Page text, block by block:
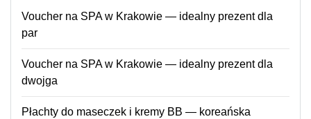
Voucher na SPA w Krakowie — idealny prezent dla
par
Voucher na SPA w Krakowie — idealny prezent dla
dwojga
Płachty do maseczek i kremy BB — koreańska